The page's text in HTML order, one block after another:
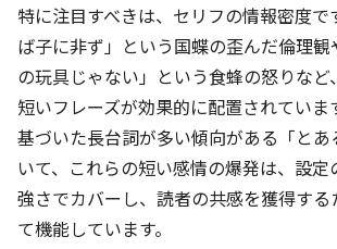
特に注目すべきは、セリフの情報密度で
ば子に非ず」という国蝶の歪んだ倫理
の玩具じゃない」という食蜂の怒りなど
短いフレーズが効果的に配置されていま
基づいた長台詞が多い傾向がある「と
いて、これらの短い感情の爆発は、設
強さでカバーし、読者の共感を獲得する
て機能しています。